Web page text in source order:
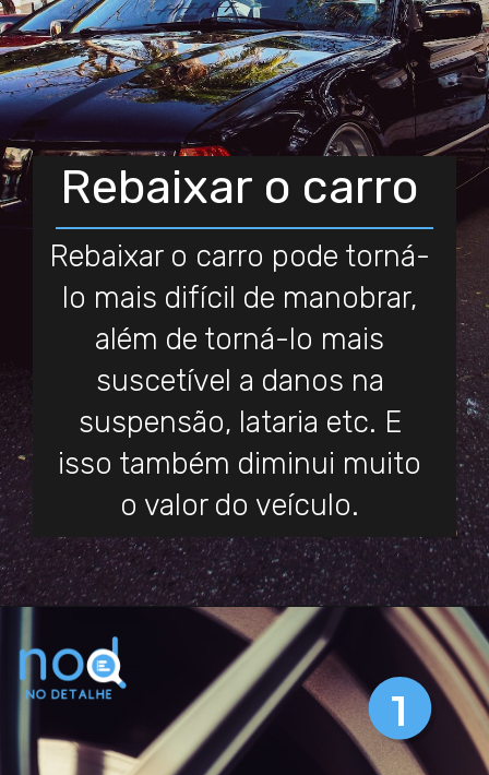
Rebaixar o carro pode torná-
lo mais difícil de manobrar,
além de torná-lo mais
suscetível a danos na
suspensão, lataria etc. E
isso também diminui muito
o valor do veículo.
Rebaixar o carro
1